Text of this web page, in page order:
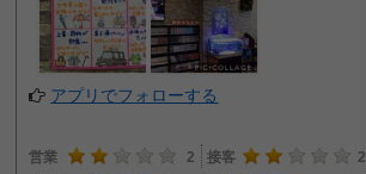
アプリでフォローする
営業 2 接客
2